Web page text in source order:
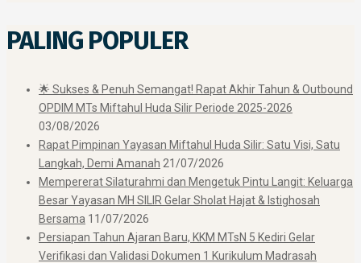
PALING POPULER
🌟 Sukses & Penuh Semangat! Rapat Akhir Tahun & Outbound
OPDIM MTs Miftahul Huda Silir Periode 2025-2026
03/08/2026
Rapat Pimpinan Yayasan Miftahul Huda Silir: Satu Visi, Satu
Langkah, Demi Amanah 21/07/2026
Mempererat Silaturahmi dan Mengetuk Pintu Langit: Keluarga
Besar Yayasan MH SILIR Gelar Sholat Hajat & Istighosah
Bersama 11/07/2026
Persiapan Tahun Ajaran Baru, KKM MTsN 5 Kediri Gelar
Verifikasi dan Validasi Dokumen 1 Kurikulum Madrasah